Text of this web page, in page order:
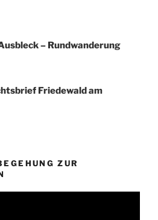
– Rundwanderung
Friedewald am
ZUR